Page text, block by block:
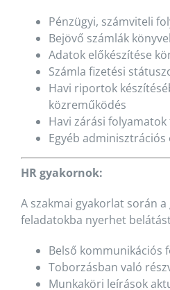
Pénzügyi, számviteli
Bejövő számlák
Adatok előkészítése
Számla fizetési
Havi riportok
közreműködés
Havi zárási
Egyéb
HR gyakornok:
A szakmai gyakorlat során
feladatokba nyerhet
Belső kommunikációs
Toborzásban való
Munkaköri leírások